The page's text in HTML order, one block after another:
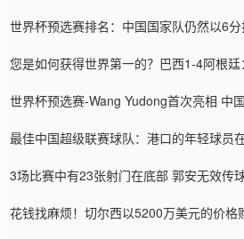
世界杯预选赛排名：中国国家队仍然以6
您是如何获得世界第一的？巴西1-4阿根廷
世界杯预选赛-Wang Yudong首次亮相 中
最佳中国超级联赛球队：港口的年轻球员
3场比赛中有23张射门在底部 郭安无效传
花钱找麻烦！切尔西以5200万美元的价格